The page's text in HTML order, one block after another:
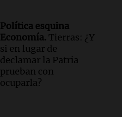
Política esquina
Economía. Tierras: ¿Y
si en lugar de
declamar la Patria
prueban con
ocuparla?